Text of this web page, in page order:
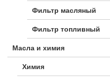
Фильтр масляный
Фильтр топливный
Масла и химия
Химия